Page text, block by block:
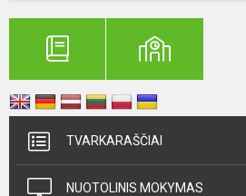
TVARKARAŠČIAI
NUOTOLINIS MOKYMAS